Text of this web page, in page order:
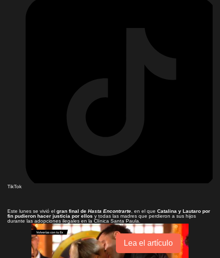
TikTok
Este lunes se vivió el gran final de Hasta Encontrarte , en el que Catalina y Lautaro por
fin pudieron hacer justicia por ellos y todas las madres que perdieron a sus hijos
durante las adopciones ilegales en la Clínica Santa Paula.
Lea el artículo